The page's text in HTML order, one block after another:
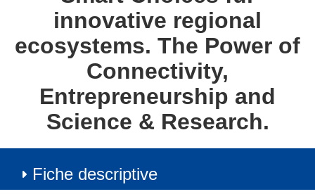
innovative regional
ecosystems. The Power of
Connectivity,
Entrepreneurship and
Science & Research.
Fiche descriptive